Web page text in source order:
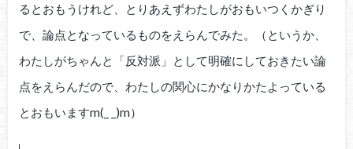
るとおもうけれど、とりあえずわたしがおもいつくかぎり
で、論点となっているものをえらんでみた。（というか、
わたしがちゃんと「反対派」として明確にしておきたい論
点をえらんだので、わたしの関心にかなりかたよっている
とおもいますm(_ _)m）